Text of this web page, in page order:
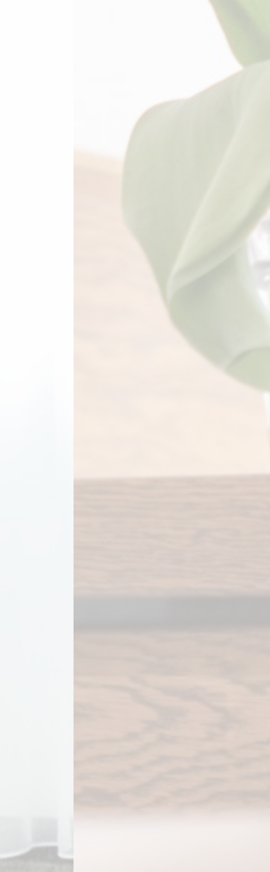
Übernachten mit
Wohlfühlgarantie
Bei uns ist jeder bestens aufgehoben
– im Urlaub und auf Geschäftsreise.